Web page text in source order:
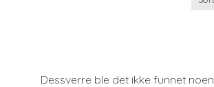
Dessverre ble det ikke funnet